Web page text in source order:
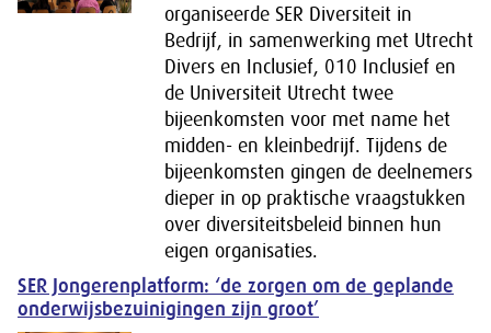
organiseerde SER Diversiteit in
Bedrijf, in samenwerking met Utrecht
Divers en Inclusief, 010 Inclusief en
de Universiteit Utrecht twee
bijeenkomsten voor met name het
midden- en kleinbedrijf. Tijdens de
bijeenkomsten gingen de deelnemers
dieper in op praktische vraagstukken
over diversiteitsbeleid binnen hun
eigen organisaties.
SER Jongerenplatform: ‘de zorgen om de geplande
onderwijsbezuinigingen zijn groot’